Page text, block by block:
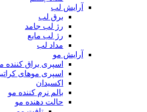
آرایش لب
برق لب
رژ لب جامد
رژ لب مایع
مداد لب
آرایش مو
اسپری براق کننده
اسپری موهای
اکسیدان
بالم نرم کننده مو
حالت دهنده مو